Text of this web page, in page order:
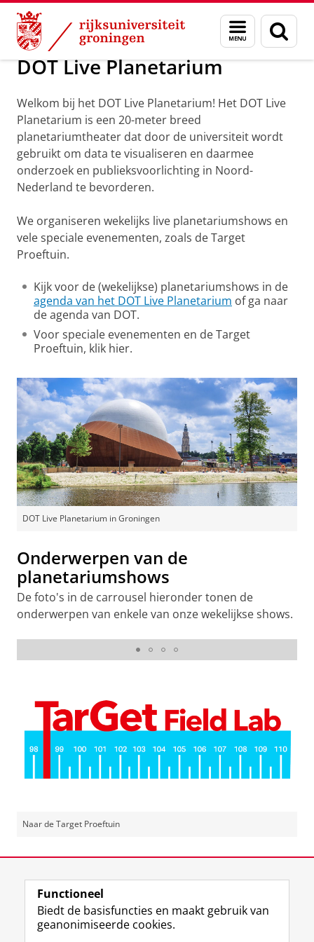
Skip
Content
Skip
Navigation
Menu
en
zoeken
Onderzoek Kapteyn Instituut DOTliveplanetarium
DOT Live Planetarium
Welkom bij het DOT Live Planetarium! Het DOT Live
Planetarium is een 20-meter breed
planetariumtheater dat door de universiteit wordt
gebruikt om data te visualiseren en daarmee
onderzoek en publieksvoorlichting in Noord-
Nederland te bevorderen.
We organiseren wekelijks live planetariumshows en
vele speciale evenementen, zoals de Target
Proeftuin.
Kijk voor de (wekelijkse) planetariumshows in de
agenda van het DOT Live Planetarium of ga naar
de agenda van DOT.
Voor speciale evenementen en de Target
Proeftuin, klik hier.
DOT Live Planetarium in Groningen
Onderwerpen van de
planetariumshows
De foto's in de carrousel hieronder tonen de
onderwerpen van enkele van onze wekelijkse shows.
Naar de Target Proeftuin
View this page in:English
Functioneel
Biedt de basisfuncties en maakt gebruik van
geanonimiseerde cookies.